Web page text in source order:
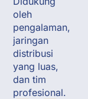
oleh
pengalaman,
jaringan
distribusi
yang luas,
dan tim
profesional.